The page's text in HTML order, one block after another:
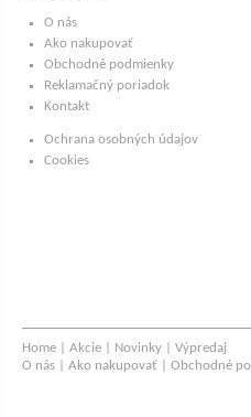
O nás
Ako nakupovať
Obchodné podmienky
Reklamačný poriadok
Kontakt
Ochrana osobných údajov
Cookies
Home Akcie Novinky
Výpredaj
O nás
Ako nakupovať Obchodné